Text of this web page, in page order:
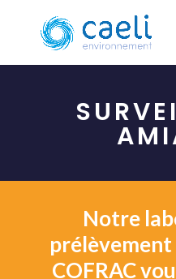
Notre
prélèvement
COFRAC